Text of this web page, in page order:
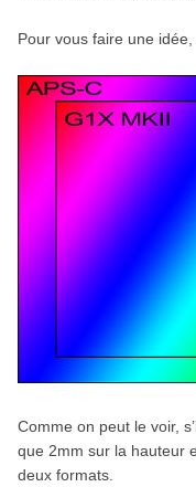
Pour vous faire une
Comme on peut le voir,
que 2mm sur la hauteur
deux formats.